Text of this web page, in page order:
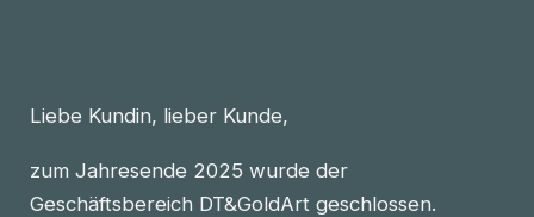
Liebe Kundin, lieber Kunde,
zum Jahresende 2025 wurde der
Geschäftsbereich DT&GoldArt geschlossen.